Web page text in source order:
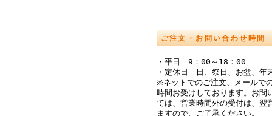
ご注文・お問い合わせ時間
・平日 9：00～18：00
・定休日 日、祭日、お盆、年
※ネットでのご注文、メールで
時間お受けしております。お問
ては、営業時間外の受付は、翌
ますので、ご了承ください。